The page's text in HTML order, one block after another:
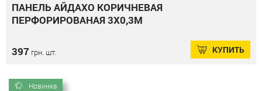
ПАНЕЛЬ АЙДАХО КОРИЧНЕВАЯ
ПЕРФОРИРОВАНАЯ 3Х0,3М
397 грн. шт. КУПИТЬ
Новинка